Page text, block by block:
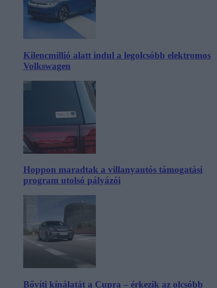
Kilencmillió alatt indul a legolcsóbb elektromos
Volkswagen
Hoppon maradtak a villanyautós támogatási
program utolsó pályázói
Bővíti kínálatát a Cupra – érkezik az olcsóbb